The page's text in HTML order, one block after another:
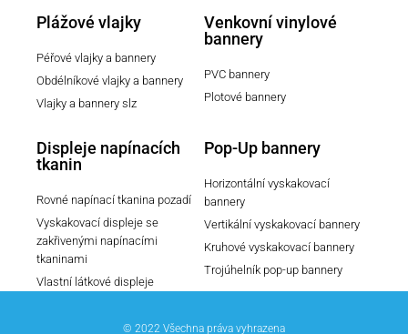
Plážové vlajky
Péřové vlajky a bannery
Obdélníkové vlajky a bannery
Vlajky a bannery slz
Venkovní vinylové
bannery
PVC bannery
Plotové bannery
Displeje napínacích
tkanin
Rovné napínací tkanina pozadí
Vyskakovací displeje se
zakřivenými napínacími
tkaninami
Vlastní látkové displeje
Pop-Up bannery
Horizontální vyskakovací
bannery
Vertikální vyskakovací bannery
Kruhové vyskakovací bannery
Trojúhelník pop-up bannery
© 2022 Všechna práva vyhrazena